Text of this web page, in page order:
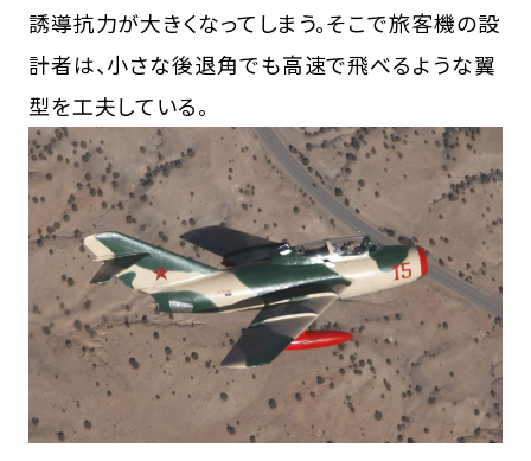
誘導抗力が大きくなってしまう。そこで旅客機の設
計者は、小さな後退角でも高速で飛べるような翼
型を工夫している。